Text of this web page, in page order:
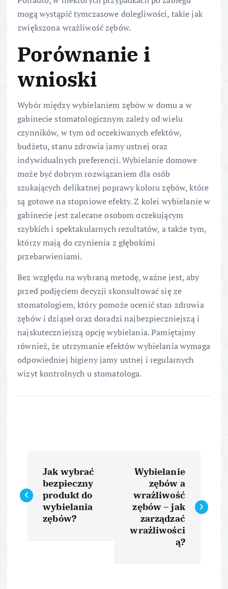
mogą wystąpić tymczasowe dolegliwości, takie jak
zwiększona wrażliwość zębów.
Porównanie i
wnioski
Wybór między wybielaniem zębów w domu a w
gabinecie stomatologicznym zależy od wielu
czynników, w tym od oczekiwanych efektów,
budżetu, stanu zdrowia jamy ustnej oraz
indywidualnych preferencji. Wybielanie domowe
może być dobrym rozwiązaniem dla osób
szukających delikatnej poprawy koloru zębów, które
są gotowe na stopniowe efekty. Z kolei wybielanie w
gabinecie jest zalecane osobom oczekującym
szybkich i spektakularnych rezultatów, a także tym,
którzy mają do czynienia z głębokimi
przebarwieniami.
Bez względu na wybraną metodę, ważne jest, aby
przed podjęciem decyzji skonsultować się ze
stomatologiem, który pomoże ocenić stan zdrowia
zębów i dziąseł oraz doradzi najbezpieczniejszą i
najskuteczniejszą opcję wybielania. Pamiętajmy
również, że utrzymanie efektów wybielania wymaga
odpowiedniej higieny jamy ustnej i regularnych
wizyt kontrolnych u stomatologa.
a
Jak wybrać
bezpieczny
produkt do
wybielania
zębów?
Wybielanie
zębów a
wrażliwość
zębów – jak
zarządzać
wrażliwości
ą?